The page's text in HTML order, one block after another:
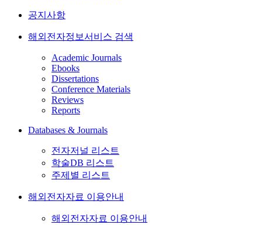
공지사항
해외전자정보서비스 검색
Academic Journals
Ebooks
Dissertations
Conference Materials
Reviews
Reports
Databases & Journals
전자저널 리스트
학술DB 리스트
주제별 리스트
해외전자자료 이용안내
해외전자자료 이용안내